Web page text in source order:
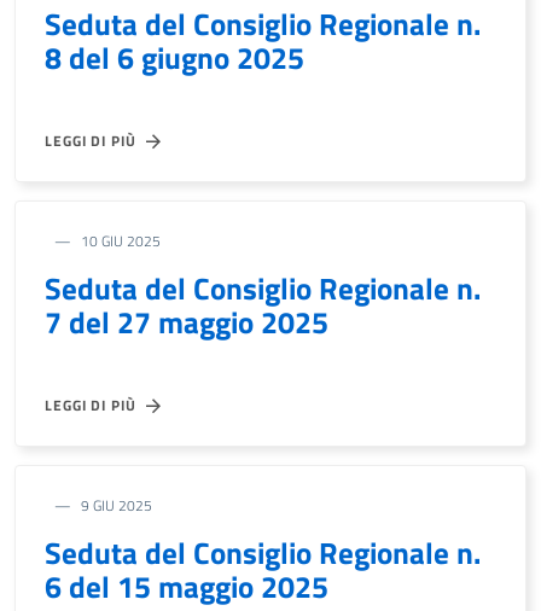
Seduta del Consiglio Regionale n.
8 del 6 giugno 2025
LEGGI DI PIÙ
10 GIU 2025
Seduta del Consiglio Regionale n.
7 del 27 maggio 2025
LEGGI DI PIÙ
9 GIU 2025
Seduta del Consiglio Regionale n.
6 del 15 maggio 2025